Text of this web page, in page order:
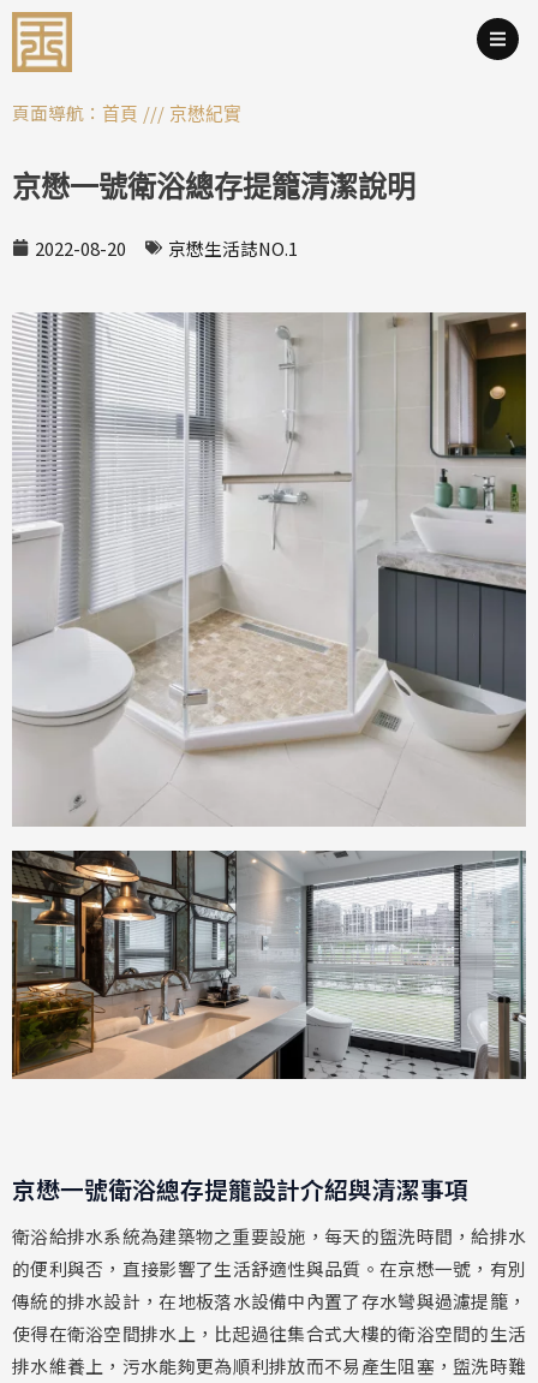
跳
主
要
容
頁面導航： 首頁 /// 京懋紀實
京懋一號衛浴總存提籠清潔說明
2022-08-20 京懋生活誌NO.1
京懋一號衛浴總存提籠設計介紹與清潔事項
衛浴給排水系統為建築物之重要設施，每天的盥洗時間，給排水
的便利與否，直接影響了生活舒適性與品質。在京懋一號，有別
傳統的排水設計，在地板落水設備中內置了存水彎與過濾提籠，
使得在衛浴空間排水上，比起過往集合式大樓的衛浴空間的生活
排水維養上，污水能夠更為順利排放而不易產生阻塞，盥洗時難